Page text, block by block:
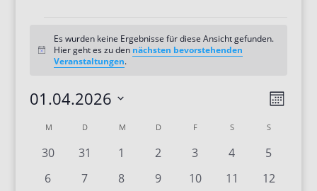
Hinweis
Es wurden keine Ergebnisse für diese Ansicht gefunden.
Hier geht es zu den nächsten bevorstehenden
Veranstaltungen.
Monat
01.04.2026
wählen.
Kalender
von
M MONTAGD DIENSTAG
M MITTWOCH
D DONNERSTAG
FFREITAG SSAMSTAGSSONNTAG
0
30
0
31
0
1
0
2
0
3
0
4
0
5
0
6
0
7
0
8
0
9
0
10
0
11
0
12